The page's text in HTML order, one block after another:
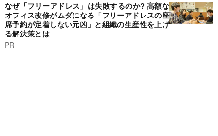
なぜ「フリーアドレス」は失敗するのか? 高額な
オフィス改修がムダになる「フリーアドレスの座
席予約が定着しない元凶」と組織の生産性を上げ
る解決策とは
PR